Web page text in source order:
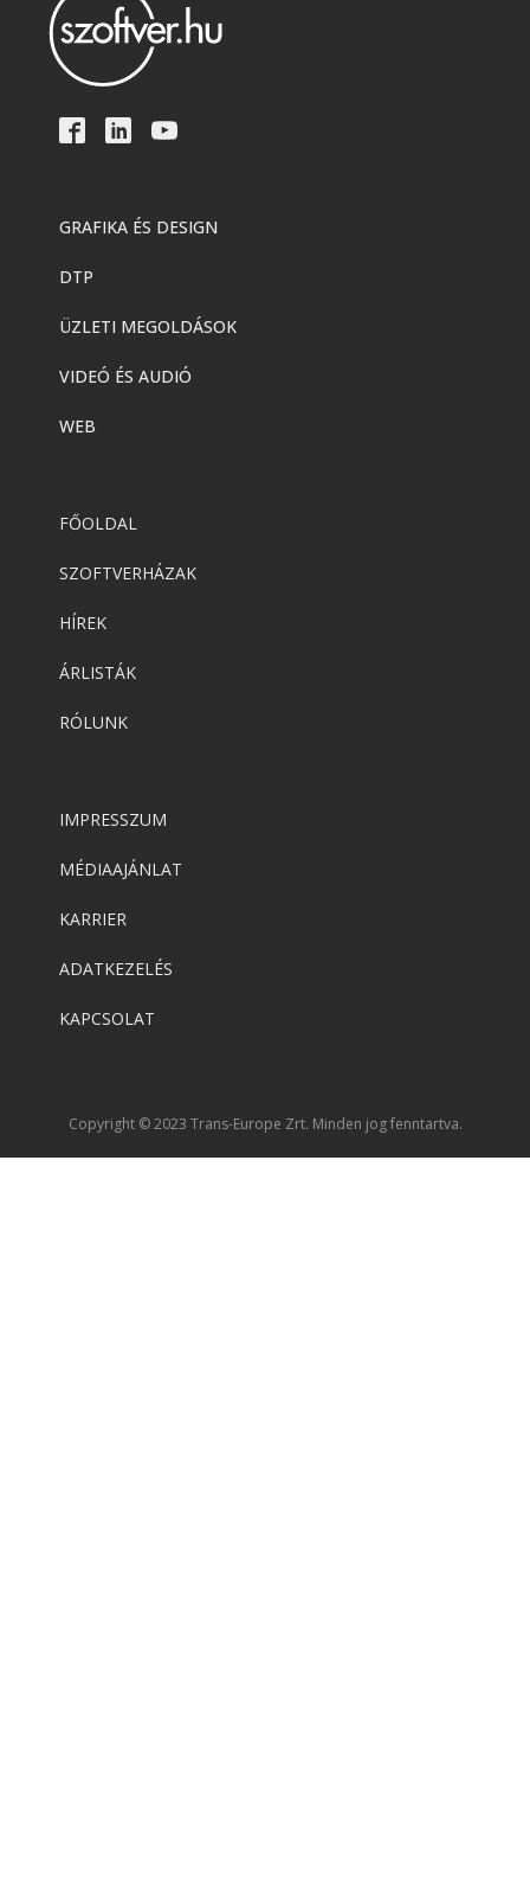
GRAFIKA ÉS DESIGN
DTP
ÜZLETI MEGOLDÁSOK
VIDEÓ ÉS AUDIÓ
WEB
FŐOLDAL
SZOFTVERHÁZAK
HÍREK
ÁRLISTÁK
RÓLUNK
IMPRESSZUM
MÉDIAAJÁNLAT
KARRIER
ADATKEZELÉS
KAPCSOLAT
Copyright © 2023 Trans-Europe Zrt. Minden jog fenntartva.